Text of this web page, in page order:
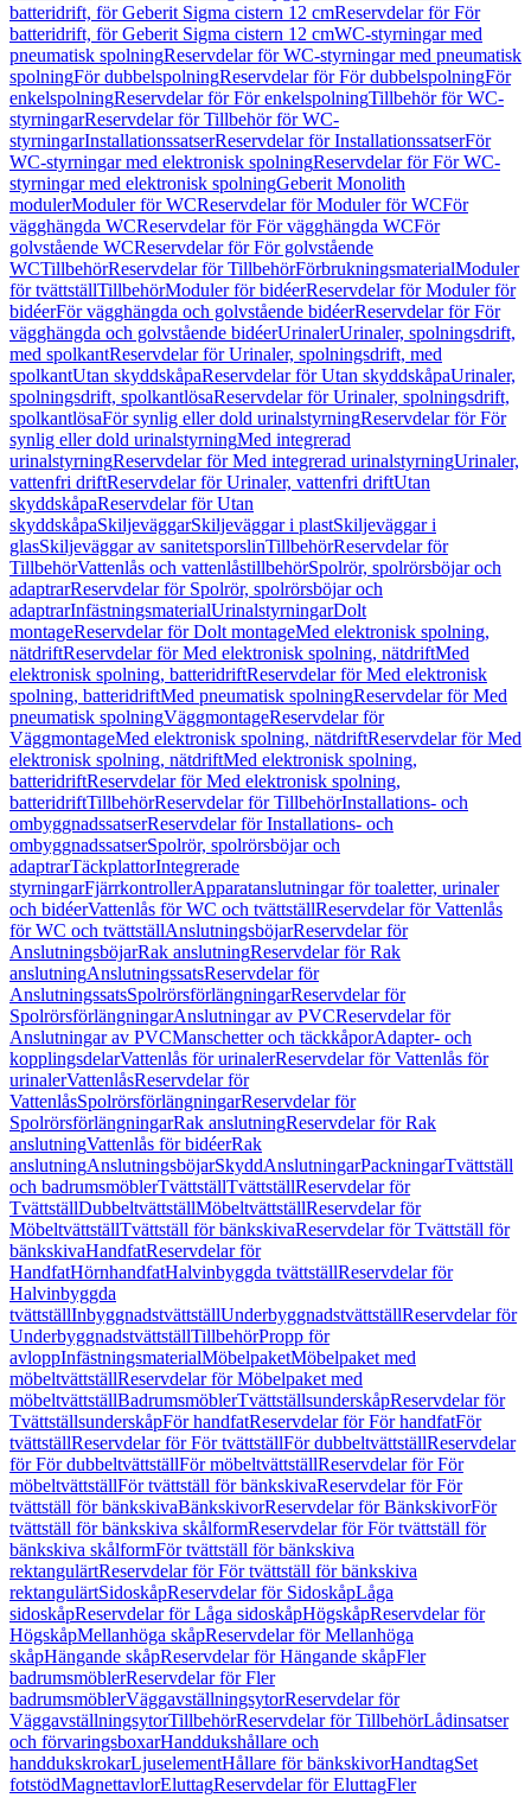
batteridrift, för Geberit Sigma cistern 12 cmReservdelar för För
batteridrift, för Geberit Sigma cistern 12 cmWC-styrningar med
pneumatisk spolningReservdelar för WC-styrningar med pneumatisk
spolningFör dubbelspolningReservdelar för För dubbelspolningFör
enkelspolningReservdelar för För enkelspolningTillbehör för WC-
styrningarReservdelar för Tillbehör för WC-
styrningarInstallationssatserReservdelar för InstallationssatserFör
WC-styrningar med elektronisk spolningReservdelar för För WC-
styrningar med elektronisk spolningGeberit Monolith
modulerModuler för WCReservdelar för Moduler för WCFör
vägghängda WCReservdelar för För vägghängda WCFör
golvstående WCReservdelar för För golvstående
WCTillbehörReservdelar för TillbehörFörbrukningsmaterialModuler
för tvättställTillbehörModuler för bidéerReservdelar för Moduler för
bidéerFör vägghängda och golvstående bidéerReservdelar för För
vägghängda och golvstående bidéerUrinalerUrinaler, spolningsdrift,
med spolkantReservdelar för Urinaler, spolningsdrift, med
spolkantUtan skyddskåpaReservdelar för Utan skyddskåpaUrinaler,
spolningsdrift, spolkantlösaReservdelar för Urinaler, spolningsdrift,
spolkantlösaFör synlig eller dold urinalstyrningReservdelar för För
synlig eller dold urinalstyrningMed integrerad
urinalstyrningReservdelar för Med integrerad urinalstyrningUrinaler,
vattenfri driftReservdelar för Urinaler, vattenfri driftUtan
skyddskåpaReservdelar för Utan
skyddskåpaSkiljeväggarSkiljeväggar i plastSkiljeväggar i
glasSkiljeväggar av sanitetsporslinTillbehörReservdelar för
TillbehörVattenlås och vattenlåstillbehörSpolrör, spolrörsböjar och
adaptrarReservdelar för Spolrör, spolrörsböjar och
adaptrarInfästningsmaterialUrinalstyrningarDolt
montageReservdelar för Dolt montageMed elektronisk spolning,
nätdriftReservdelar för Med elektronisk spolning, nätdriftMed
elektronisk spolning, batteridriftReservdelar för Med elektronisk
spolning, batteridriftMed pneumatisk spolningReservdelar för Med
pneumatisk spolningVäggmontageReservdelar för
VäggmontageMed elektronisk spolning, nätdriftReservdelar för Med
elektronisk spolning, nätdriftMed elektronisk spolning,
batteridriftReservdelar för Med elektronisk spolning,
batteridriftTillbehörReservdelar för TillbehörInstallations- och
ombyggnadssatserReservdelar för Installations- och
ombyggnadssatserSpolrör, spolrörsböjar och
adaptrarTäckplattorIntegrerade
styrningarFjärrkontrollerApparatanslutningar för toaletter, urinaler
och bidéerVattenlås för WC och tvättställReservdelar för Vattenlås
för WC och tvättställAnslutningsböjarReservdelar för
AnslutningsböjarRak anslutningReservdelar för Rak
anslutningAnslutningssatsReservdelar för
AnslutningssatsSpolrörsförlängningarReservdelar för
SpolrörsförlängningarAnslutningar av PVCReservdelar för
Anslutningar av PVCManschetter och täckkåporAdapter- och
kopplingsdelarVattenlås för urinalerReservdelar för Vattenlås för
urinalerVattenlåsReservdelar för
VattenlåsSpolrörsförlängningarReservdelar för
SpolrörsförlängningarRak anslutningReservdelar för Rak
anslutningVattenlås för bidéerRak
anslutningAnslutningsböjarSkyddAnslutningarPackningarTvättställ
och badrumsmöblerTvättställTvättställReservdelar för
TvättställDubbeltvättställMöbeltvättställReservdelar för
MöbeltvättställTvättställ för bänkskivaReservdelar för Tvättställ för
bänkskivaHandfatReservdelar för
HandfatHörnhandfatHalvinbyggda tvättställReservdelar för
Halvinbyggda
tvättställInbyggnadstvättställUnderbyggnadstvättställReservdelar för
UnderbyggnadstvättställTillbehörPropp för
avloppInfästningsmaterialMöbelpaketMöbelpaket med
möbeltvättställReservdelar för Möbelpaket med
möbeltvättställBadrumsmöblerTvättställsunderskåpReservdelar för
TvättställsunderskåpFör handfatReservdelar för För handfatFör
tvättställReservdelar för För tvättställFör dubbeltvättställReservdelar
för För dubbeltvättställFör möbeltvättställReservdelar för För
möbeltvättställFör tvättställ för bänkskivaReservdelar för För
tvättställ för bänkskivaBänkskivorReservdelar för BänkskivorFör
tvättställ för bänkskiva skålformReservdelar för För tvättställ för
bänkskiva skålformFör tvättställ för bänkskiva
rektangulärtReservdelar för För tvättställ för bänkskiva
rektangulärtSidoskåpReservdelar för SidoskåpLåga
sidoskåpReservdelar för Låga sidoskåpHögskåpReservdelar för
HögskåpMellanhöga skåpReservdelar för Mellanhöga
skåpHängande skåpReservdelar för Hängande skåpFler
badrumsmöblerReservdelar för Fler
badrumsmöblerVäggavställningsytorReservdelar för
VäggavställningsytorTillbehörReservdelar för TillbehörLådinsatser
och förvaringsboxarHanddukshållare och
handdukskrokarLjuselementHållare för bänkskivorHandtagSet
fotstödMagnettavlorEluttagReservdelar för EluttagFler